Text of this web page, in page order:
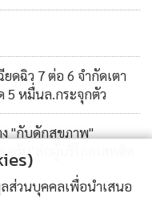
ยดฉิว 7 ต่อ 6 จำกัดเตา
5 หมื่นล.กระจุกตัว
"กับดักสุขภาพ"
วัน’ล่อผู้บริโภคเสพติด
ลส่วนบุคคลเพื่อนำเสนอ